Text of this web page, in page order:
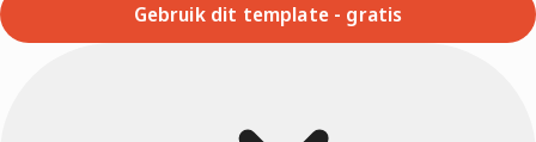
Gebruik dit template - gratis